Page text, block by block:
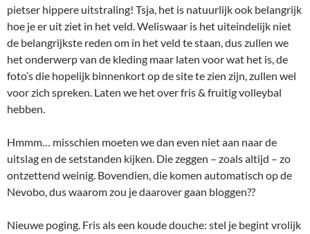
pietser hippere uitstraling! Tsja, het is natuurlijk ook belangrijk
hoe je er uit ziet in het veld. Weliswaar is het uiteindelijk niet
de belangrijkste reden om in het veld te staan, dus zullen we
het onderwerp van de kleding maar laten voor wat het is, de
foto’s die hopelijk binnenkort op de site te zien zijn, zullen wel
voor zich spreken. Laten we het over fris & fruitig volleybal
hebben.
Hmmm… misschien moeten we dan even niet aan naar de
uitslag en de setstanden kijken. Die zeggen – zoals altijd – zo
ontzettend weinig. Bovendien, die komen automatisch op de
Nevobo, dus waarom zou je daarover gaan bloggen??
Nieuwe poging. Fris als een koude douche: stel je begint vrolijk